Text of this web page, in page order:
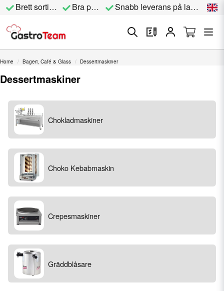
Brett sortiment Bra priser Snabb leverans på lagervara
Home Bageri, Café & Glass Dessertmaskiner
Dessertmaskiner
Chokladmaskiner
Choko Kebabmaskin
Crepesmaskiner
Gräddblåsare